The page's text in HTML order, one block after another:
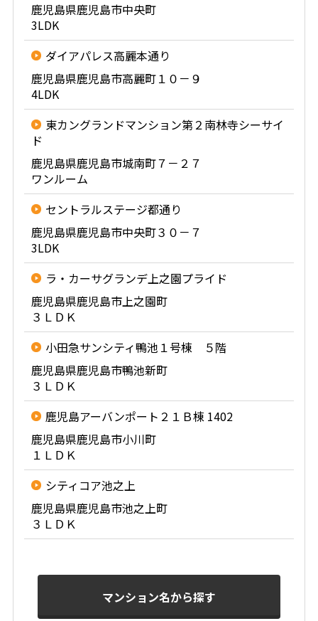
鹿児島県鹿児島市中央町
3LDK
ダイアパレス高麗本通り
鹿児島県鹿児島市高麗町１０－９
4LDK
東カングランドマンション第２南林寺シーサイ
ド
鹿児島県鹿児島市城南町７－２７
ワンルーム
セントラルステージ都通り
鹿児島県鹿児島市中央町３０－７
3LDK
ラ・カーサグランデ上之園プライド
鹿児島県鹿児島市上之園町
３ＬＤＫ
小田急サンシティ鴨池１号棟 ５階
鹿児島県鹿児島市鴨池新町
３ＬＤＫ
鹿児島アーバンポート２１Ｂ棟 1402
鹿児島県鹿児島市小川町
１ＬＤＫ
シティコア池之上
鹿児島県鹿児島市池之上町
３ＬＤＫ
マンション名から探す